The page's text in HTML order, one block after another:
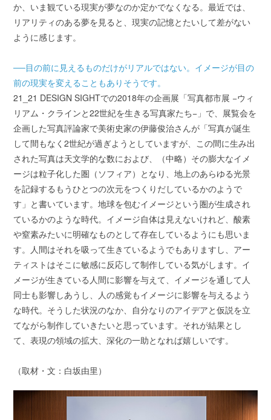
か、いま観ている現実が夢なのか定かでなくなる。最近では、
リアリティのある夢を見ると、現実の記憶とたいして差がない
ように感じます。
──目の前に見えるものだけがリアルではない。イメージが目の
前の現実を変えることもありそうです。
21_21 DESIGN SIGHTでの2018年の企画展「写真都市展 −ウィ
リアム・クラインと22世紀を生きる写真家たち−」で、展覧会を
企画した写真評論家で美術史家の伊藤俊治さんが「写真が誕生
して間もなく2世紀が過ぎようとしていますが、この間に生み出
された写真は天文学的な数におよび、（中略）その膨大なイメ
ージは粒子化した圏（ソフィア）となり、地上のあらゆる光景
を記録するもうひとつの次元をつくりだしているかのようで
す」と書いています。地球を包むイメージという圏が生成され
ているかのような時代。イメージ自体は見えないけれど、酸素
や窒素みたいに明確なものとして存在しているようにも思いま
す。人間はそれを吸って生きているようでもありますし、アー
ティストはそこに敏感に反応して制作している気がします。イ
メージが生きている人間に影響を与えて、イメージを通して人
同士も影響しあうし、人の感覚もイメージに影響を与えるよう
な時代。そうした状況のなか、自分なりのアイデアと仮説を立
てながら制作していきたいと思っています。それが結果とし
て、表現の領域の拡大、深化の一助となれば嬉しいです。
（取材・文：白坂由里）